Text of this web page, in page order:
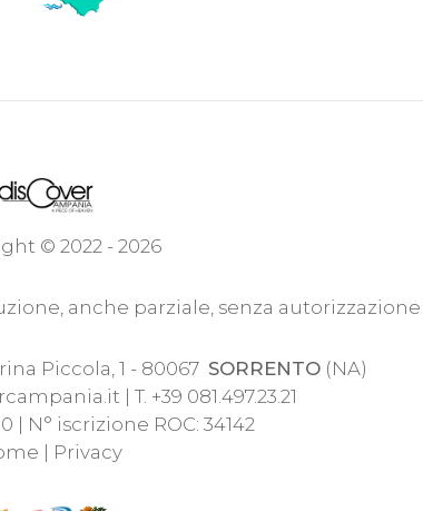
© 2022 - 2026
anche parziale, senza autorizzazione
Piccola, 1 - 80067 SORRENTO (NA)
| T. +39 081.497.23.21
| N° iscrizione ROC: 34142
Privacy